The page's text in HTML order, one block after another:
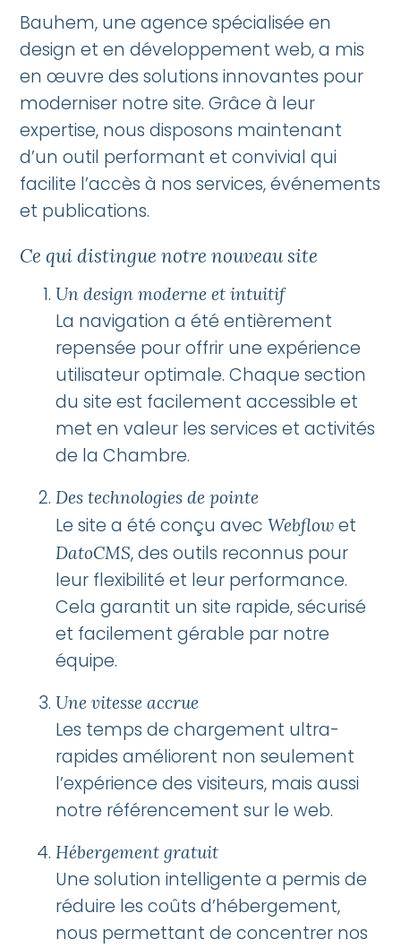
Bauhem, une agence spécialisée en
design et en développement web, a mis
en œuvre des solutions innovantes pour
moderniser notre site. Grâce à leur
expertise, nous disposons maintenant
d’un outil performant et convivial qui
facilite l’accès à nos services, événements
et publications.
Ce qui distingue notre nouveau site
Un design moderne et intuitif
La navigation a été entièrement
repensée pour offrir une expérience
utilisateur optimale. Chaque section
du site est facilement accessible et
met en valeur les services et activités
de la Chambre.
Des technologies de pointe
Le site a été conçu avecWebflow et
DatoCMS, des outils reconnus pour
leur flexibilité et leur performance.
Cela garantit un site rapide, sécurisé
et facilement gérable par notre
équipe.
Une vitesse accrue
Les temps de chargement ultra-
rapides améliorent non seulement
l’expérience des visiteurs, mais aussi
notre référencement sur le web.
Hébergement gratuit
Une solution intelligente a permis de
réduire les coûts d’hébergement,
nous permettant de concentrer nos